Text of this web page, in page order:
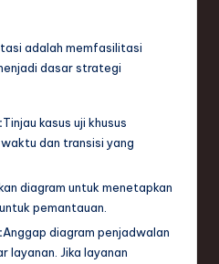
adalah memfasilitasi
dasar strategi
Tinjau kasus uji khusus
dan transisi yang
diagram untuk menetapkan
pemantauan.
Anggap diagram penjadwalan
layanan. Jika layanan